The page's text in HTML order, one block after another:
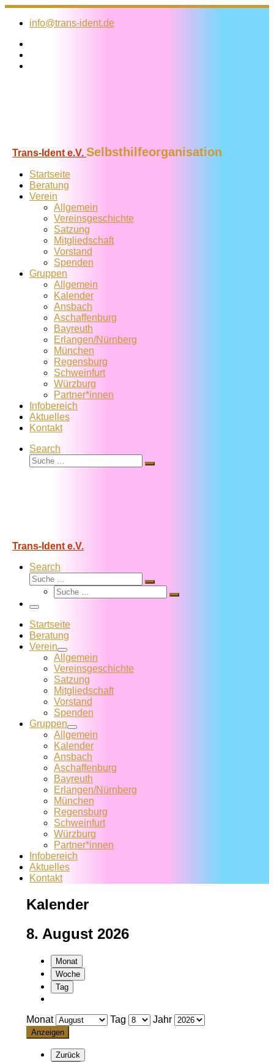
Zum
Inhalt
info@trans-ident.de
Trans-Ident e.V. Selbsthilfeorganisation
Startseite
Beratung
Verein
Allgemein
Vereins­geschichte
Satzung
Mitglied­schaft
Vorstand
Spenden
Gruppen
Allgemein
Kalender
Ansbach
Aschaffenburg
Bayreuth
Erlangen/Nürnberg
München
Regensburg
Schweinfurt
Würzburg
Partner*innen
Infobereich
Aktuelles
Kontakt
Search
Suche
Suche
Trans-Ident e.V.
Search
Suche
Suche
Suche
Suche
Menü
Startseite
Beratung
Verein
Allgemein
Vereins­geschichte
Satzung
Mitglied­schaft
Vorstand
Spenden
Gruppen
Allgemein
Kalender
Ansbach
Aschaffenburg
Bayreuth
Erlangen/Nürnberg
München
Regensburg
Schweinfurt
Würzburg
Partner*innen
Infobereich
Aktuelles
Kontakt
Kalender
8. August 2026
Monat
Woche
Tag
Monat Tag Jahr
Zurück